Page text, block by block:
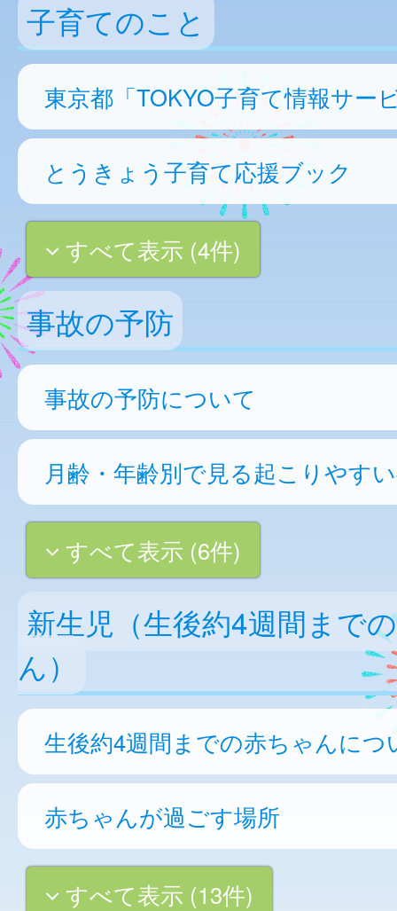
子育てのこと
東京都「TOKYO子育て情報サー
とうきょう子育て応援ブック
すべて表示 (4件)
事故の予防
事故の予防について
月齢・年齢別で見る起こりやす
すべて表示 (6件)
新生児（生後約4週間まで
ん）
生後約4週間までの赤ちゃんにつ
赤ちゃんが過ごす場所
すべて表示 (13件)